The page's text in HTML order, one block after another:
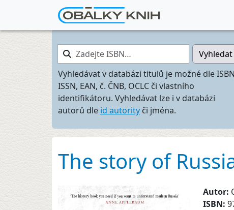
Zadejte ISBN…
Vyhledat
Vyhledávat v databázi titulů je možné dle
ISSN, EAN, č. ČNB, OCLC či vlastního
identifikátoru. Vyhledávat lze i v databázi
autorů dle id autority či jména.
The story of
Autor:
ISBN: